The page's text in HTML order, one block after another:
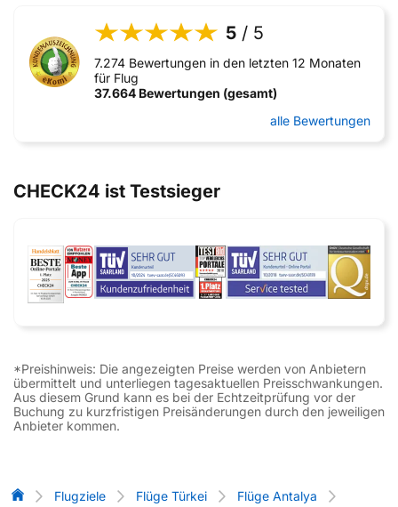
5 / 5
7.274 Bewertungen in den letzten 12 Monaten
für Flug
37.664 Bewertungen (gesamt)
alle Bewertungen
CHECK24 ist Testsieger
*Preishinweis: Die angezeigten Preise werden von Anbietern
übermittelt und unterliegen tagesaktuellen Preisschwankungen.
Aus diesem Grund kann es bei der Echtzeitprüfung vor der
Buchung zu kurzfristigen Preisänderungen durch den jeweiligen
Anbieter kommen.
Flug-Vergleich
Flugziele Flüge Türkei
Flüge Antalya